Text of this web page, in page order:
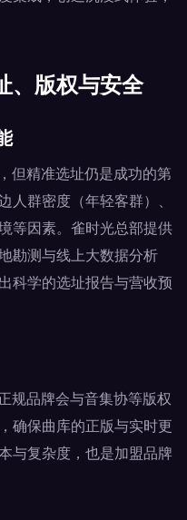
、版权与安全
但精准选址仍是成功的第
人群密度（年轻客群）、
等因素。雀时光总部提供
勘测与线上大数据分析
科学的选址报告与营收预
规品牌会与音集协等版权
确保曲库的正版与实时更
与复杂度，也是加盟品牌